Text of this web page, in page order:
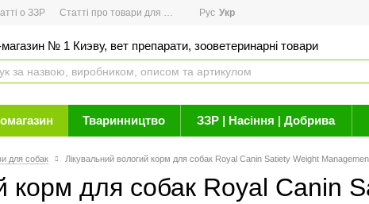
о ЗЗР Статті про товари для здоров'я Новини
Рус Укр
магазин № 1 Киэву, вет препарати, зооветеринарні товари
Тваринництво ЗЗР | Насіння | Добрива
для собак Лікувальний вологий корм для собак Royal Canin Satiety Weight
корм для собак Royal Canin